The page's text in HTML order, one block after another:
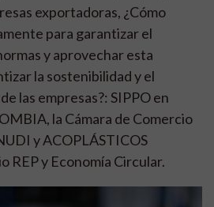
exportadoras, ¿Cómo
para garantizar el
y aprovechar esta
la sostenibilidad y el
las empresas?: SIPPO en
la Cámara de Comercio
y ACOPLÁSTICOS
REP y Economía Circular.